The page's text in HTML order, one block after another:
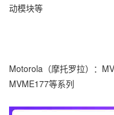
动模块等
Motorola（摩托罗拉）：
MVME177等系列